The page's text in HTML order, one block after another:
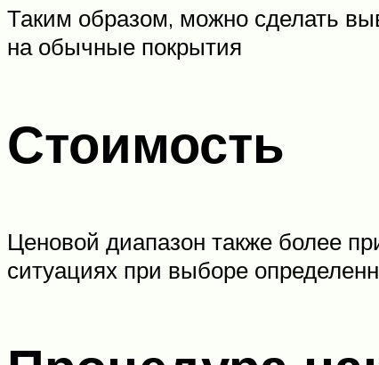
Таким образом, можно сделать
на обычные покрытия
Стоимость
Ценовой диапазон также более
ситуациях при выборе